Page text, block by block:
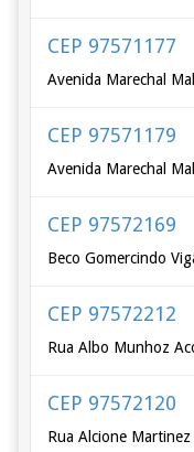
CEP 97571177
Avenida Marechal
CEP 97571179
Avenida Marechal
CEP 97572169
Beco Gomercindo
CEP 97572212
Rua Albo Munhoz
CEP 97572120
Rua Alcione Martinez